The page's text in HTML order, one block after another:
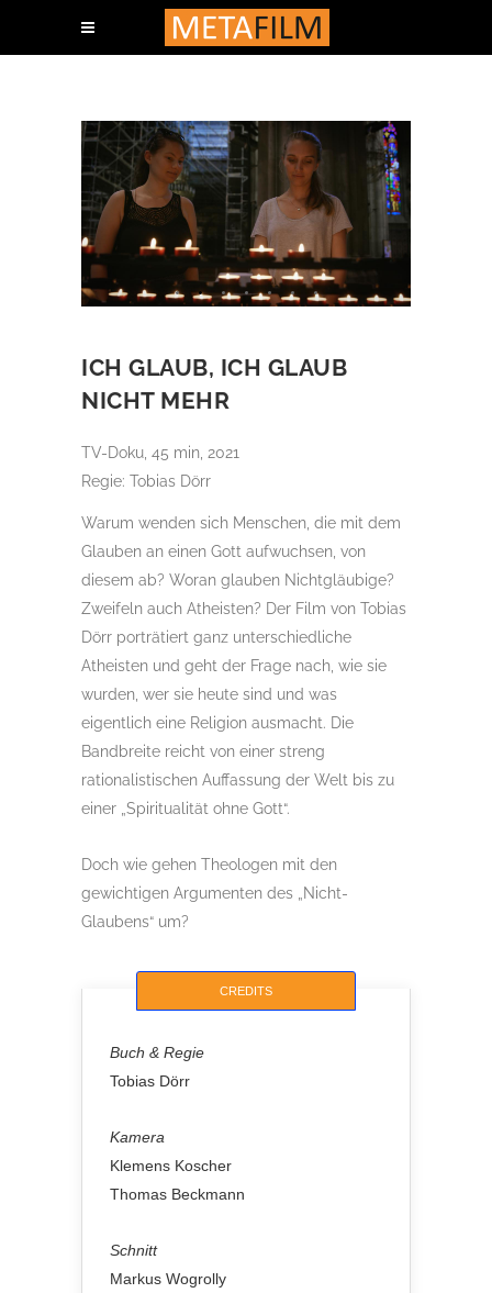
ICH GLAUB, ICH GLAUB
NICHT MEHR
TV-Doku, 45 min, 2021
Regie: Tobias Dörr
Warum wenden sich Menschen, die mit dem
Glauben an einen Gott aufwuchsen, von
diesem ab? Woran glauben Nichtgläubige?
Zweifeln auch Atheisten? Der Film von Tobias
Dörr porträtiert ganz unterschiedliche
Atheisten und geht der Frage nach, wie sie
wurden, wer sie heute sind und was
eigentlich eine Religion ausmacht. Die
Bandbreite reicht von einer streng
rationalistischen Auffassung der Welt bis zu
einer „Spiritualität ohne Gott“.
Doch wie gehen Theologen mit den
gewichtigen Argumenten des „Nicht-
Glaubens“ um?
CREDITS
Buch & Regie
Tobias Dörr
Kamera
Klemens Koscher
Thomas Beckmann
Schnitt
Markus Wogrolly